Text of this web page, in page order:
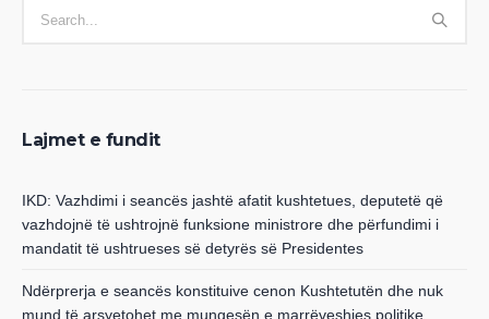
Lajmet e fundit
IKD: Vazhdimi i seancës jashtë afatit kushtetues, deputetë që
vazhdojnë të ushtrojnë funksione ministrore dhe përfundimi i
mandatit të ushtrueses së detyrës së Presidentes
Ndërprerja e seancës konstituive cenon Kushtetutën dhe nuk
mund të arsyetohet me mungesën e marrëveshjes politike